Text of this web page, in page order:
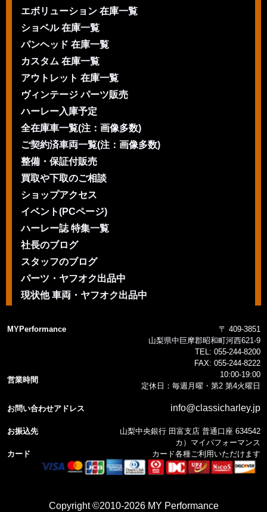
エボリューション 在庫一覧
ショベル 在庫一覧
パンヘッド 在庫一覧
カスタム 在庫一覧
アウトレット 在庫一覧
ヴィンテージ パーツ販売
ハーレー入庫予定
全在庫車一覧(注：画像多数)
ご契約済車両一覧(注：画像多数)
整備・保証付販売
買取や下取のご相談
ショップアクセス
イベント(PCページ)
ハーレー誌 特集一覧
社長のブログ
スタッフのブログ
パーツ・ヤフオク出品中
現状他 車両・ヤフオク出品中
MYPerformance
〒 409-3851
山梨県中巨摩郡昭和町河西621-9
TEL: 055-244-8200
FAX: 055-244-8222
営業時間
10:00-19:00
定休日：毎週月曜・第2 第4火曜日
お問い合わせアドレス info@classicharley.jp
お振込先
山梨中央銀行 田富支店 普通口座 634542
カ）マイパフォーマンス
カード
カード各種ご利用いただけます
Copyright ©2010-2026 MY Performance